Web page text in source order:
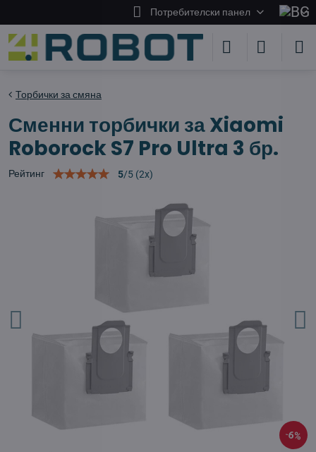
Потребителски панел
6%
Торбички за смяна
Сменни торбички за Xiaomi
Roborock S7 Pro Ultra 3 бр.
Рейтинг 5/5 (2x)